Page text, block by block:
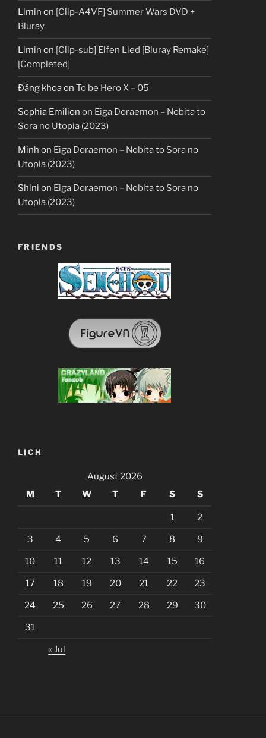
Limin on [Clip-A4VF] Summer Wars DVD +
Bluray
Limin on [Clip-sub] Elfen Lied [Bluray Remake]
[Completed]
Đăng khoaon To be Hero X – 05
Sophia Emilion on Eiga Doraemon – Nobita to
Sora no Utopia (2023)
Minh on Eiga Doraemon – Nobita to Sora no
Utopia (2023)
Shini on Eiga Doraemon – Nobita to Sora no
Utopia (2023)
FRIENDS
LỊCH
August 2026
M
T W T F S S
1 2
3 4 5 6 7 8 9
10 11 12 13 14 15 16
17 18 19 20 21 22 23
24 25 26 27 28 29 30
31
« Jul